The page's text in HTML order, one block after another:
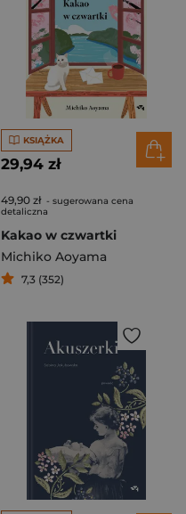
KSIĄŻKA
29,94 zł
49,90 zł - sugerowana cena
detaliczna
Kakao w czwartki
Michiko Aoyama
7,3 (352)